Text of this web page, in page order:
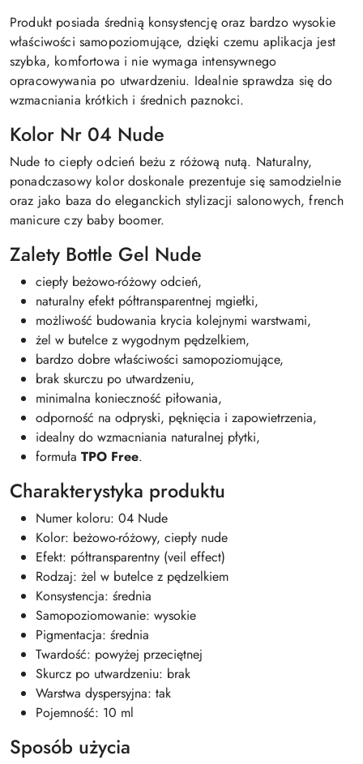
Produkt posiada średnią konsystencję oraz bardzo wysokie
właściwości samopoziomujące, dzięki czemu aplikacja jest
szybka, komfortowa i nie wymaga intensywnego
opracowywania po utwardzeniu. Idealnie sprawdza się do
wzmacniania krótkich i średnich paznokci.
Kolor Nr 04 Nude
Nude to ciepły odcień beżu z różową nutą. Naturalny,
ponadczasowy kolor doskonale prezentuje się samodzielnie
oraz jako baza do eleganckich stylizacji salonowych, french
manicure czy baby boomer.
Zalety Bottle Gel Nude
ciepły beżowo-różowy odcień,
naturalny efekt półtransparentnej mgiełki,
możliwość budowania krycia kolejnymi warstwami,
żel w butelce z wygodnym pędzelkiem,
bardzo dobre właściwości samopoziomujące,
brak skurczu po utwardzeniu,
minimalna konieczność piłowania,
odporność na odpryski, pęknięcia i zapowietrzenia,
idealny do wzmacniania naturalnej płytki,
formuła TPO Free.
Charakterystyka produktu
Numer koloru: 04 Nude
Kolor: beżowo-różowy, ciepły nude
Efekt: półtransparentny (veil effect)
Rodzaj: żel w butelce z pędzelkiem
Konsystencja: średnia
Samopoziomowanie: wysokie
Pigmentacja: średnia
Twardość: powyżej przeciętnej
Skurcz po utwardzeniu: brak
Warstwa dyspersyjna: tak
Pojemność: 10 ml
Sposób użycia